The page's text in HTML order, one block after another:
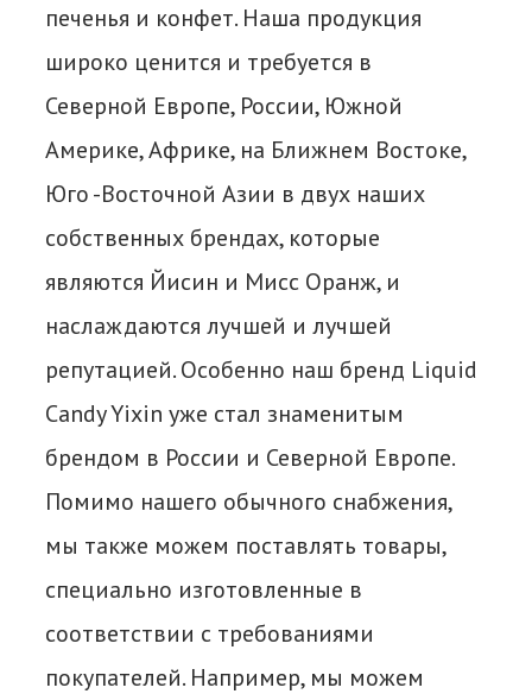
печенья и конфет. Наша продукция
широко ценится и требуется в
Северной Европе, России, Южной
Америке, Африке, на Ближнем Востоке,
Юго -Восточной Азии в двух наших
собственных брендах, которые
являются Йисин и Мисс Оранж, и
наслаждаются лучшей и лучшей
репутацией. Особенно наш бренд Liquid
Candy Yixin уже стал знаменитым
брендом в России и Северной Европе.
Помимо нашего обычного снабжения,
мы также можем поставлять товары,
специально изготовленные в
соответствии с требованиями
покупателей. Например, мы можем